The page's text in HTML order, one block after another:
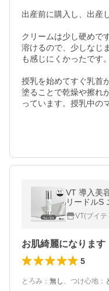
出産前に購入し、出産
クリームは少し硬めで
溶けるので、少しなじ
も感じにくかったです。
授乳を始めてすぐ乳首
塗ることで乾燥や擦れ
っています。授乳中の
VT 導入美
リードルS
ア うるお
VT(ブイ
お肌綺麗になります
5
とろみ ： 無し 、 つけ心地 ：